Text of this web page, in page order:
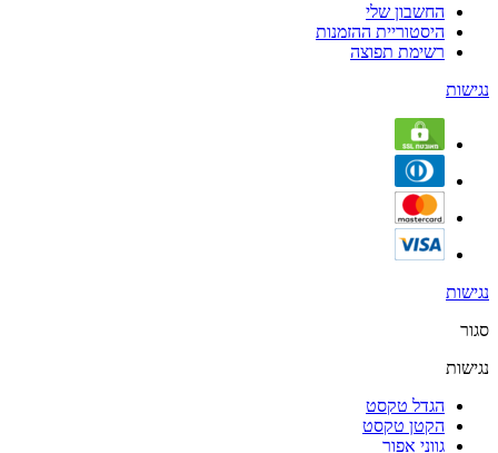
החשבון שלי
היסטוריית ההזמנות
רשימת תפוצה
נגישות
נגישות
סגור
נגישות
הגדל טקסט
הקטן טקסט
גווני אפור